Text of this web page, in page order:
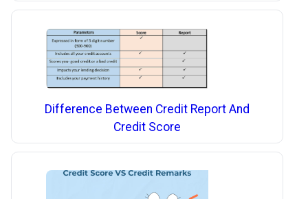
Difference Between Credit Report And
Credit Score